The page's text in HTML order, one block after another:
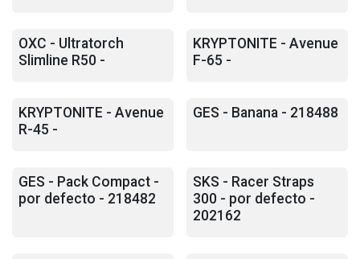
OXC - Ultratorch
Slimline R50 -
KRYPTONITE - Avenue
F-65 -
KRYPTONITE - Avenue
R-45 -
GES - Banana - 218488
GES - Pack Compact -
por defecto - 218482
SKS - Racer Straps
300 - por defecto -
202162